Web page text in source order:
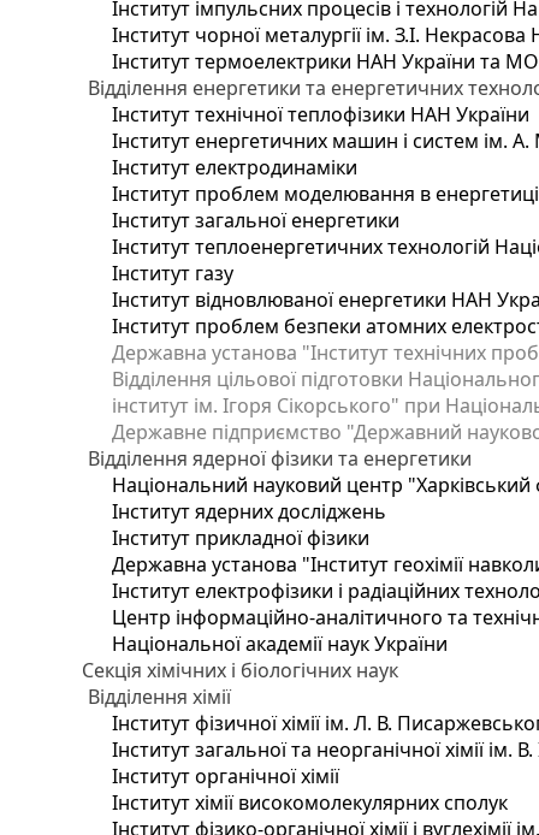
Інститут імпульсних процесів і технологій
Інститут чорної металургії ім. З.І.
Інститут термоелектрики НАН України та
Відділення енергетики та енергетичних
Інститут технічної теплофізики НАН України
Інститут енергетичних машин і систем ім.
Інститут електродинаміки
Інститут проблем моделювання в
Інститут загальної енергетики
Інститут теплоенергетичних технологій
Інститут газу
Інститут відновлюваної енергетики НАН
Інститут проблем безпеки атомних
Державна установа "Інститут технічних
Відділення цільової підготовки
інститут ім. Ігоря Сікорського" при
Державне підприємство "Державний
Відділення ядерної фізики та енергетики
Національний науковий центр "Харківський
Інститут ядерних досліджень
Інститут прикладної фізики
Державна установа "Інститут геохімії
Інститут електрофізики і радіаційних
Центр інформаційно-аналітичного та
Національної академії наук України
Секція хімічних і біологічних наук
Відділення хімії
Інститут фізичної хімії ім. Л. В.
Інститут загальної та неорганічної хімії ім.
Інститут органічної хімії
Інститут хімії високомолекулярних сполук
Інститут фізико-органічної хімії і